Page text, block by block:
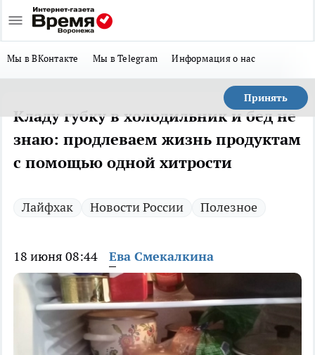
Мы в ВКонтакте Мы в Telegram Информация о нас
Принять
Кладу губку в холодильник и бед не
знаю: продлеваем жизнь продуктам
с помощью одной хитрости
Лайфхак Новости России Полезное
18 июня 08:44 Ева Смекалкина